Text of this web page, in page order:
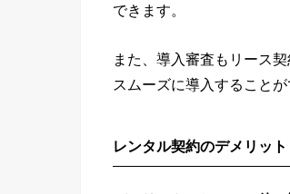
できます。
また、導入審査もリース
スムーズに導入することが
レンタル契約のデメリット